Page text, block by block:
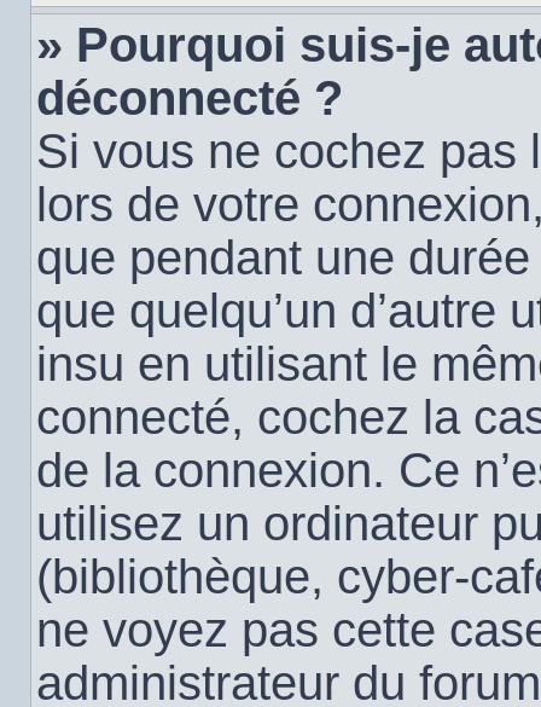
» Pourquoi suis-je
déconnecté ?
Si vous ne cochez
lors de votre
que pendant une
que quelqu’un d’autre
insu en utilisant le
connecté, cochez la
de la connexion. Ce
utilisez un ordinateur
(bibliothèque, cyber-
ne voyez pas cette
administrateur du